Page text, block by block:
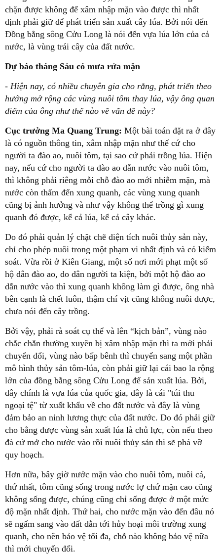
chặn được không để xâm nhập mặn vào được thì nhất
định phải giữ để phát triển sản xuất cây lúa. Bởi nói đến
Đồng bằng sông Cửu Long là nói đến vựa lúa lớn của cả
nước, là vùng trái cây của đất nước.
Dự báo tháng Sáu có mưa rửa mặn
- Hiện nay, có nhiều chuyên gia cho rằng, phát triển theo
hướng mở rộng các vùng nuôi tôm thay lúa, vậy ông quan
điểm của ông như thế nào về vấn đề này?
Cục trưởng Ma Quang Trung: Một bài toán đặt ra ở đây
là có nguồn thông tin, xâm nhập mặn như thế cứ cho
người ta đào ao, nuôi tôm, tại sao cứ phải trồng lúa. Hiện
nay, nếu cứ cho người ta đào ao dẫn nước vào nuôi tôm,
thì không phải riêng mỗi chỗ đào ao mới nhiễm mặn, mà
nước còn thấm đến xung quanh, các vùng xung quanh
cũng bị ảnh hưởng và như vậy không thể trồng gì xung
quanh đó được, kể cả lúa, kể cả cây khác.
Do đó phải quản lý chặt chẽ diện tích nuôi thủy sản này,
chỉ cho phép nuôi trong một phạm vi nhất định và có kiểm
soát. Vừa rồi ở Kiên Giang, một số nơi mới phạt một số
hộ dân đào ao, do dân người ta kiện, bởi một hộ đào ao
dẫn nước vào thì xung quanh không làm gì được, ông nhà
bên cạnh là chết luôn, thậm chí vịt cũng không nuôi được,
chưa nói đến cây trồng.
Bởi vậy, phải rà soát cụ thể và lên “kịch bản”, vùng nào
chắc chắn thường xuyên bị xâm nhập mặn thì ta mới phải
chuyển đổi, vùng nào bấp bênh thì chuyển sang một phần
mô hình thủy sản tôm-lúa, còn phải giữ lại cái bao la rộng
lớn của đồng bằng sông Cửu Long để sản xuất lúa. Bởi,
đây chính là vựa lúa của quốc gia, đây là cái "túi thu
ngoại tệ" từ xuất khẩu về cho đất nước và đây là vùng
đảm bảo an ninh lương thực của đất nước. Do đó phải giữ
cho bằng được vùng sản xuất lúa là chủ lực, còn nếu theo
đà cứ mở cho nước vào rồi nuôi thủy sản thì sẽ phá vỡ
quy hoạch.
Hơn nữa, bây giờ nước mặn vào cho nuôi tôm, nuôi cá,
thứ nhất, tôm cũng sống trong nước lợ chứ mặn cao cũng
không sống được, chúng cũng chỉ sống được ở một mức
độ mặn nhất định. Thứ hai, cho nước mặn vào đến đâu nó
sẽ ngấm sang vào đất dẫn tới hủy hoại môi trường xung
quanh, cho nên bảo vệ tối đa, chỗ nào không bảo vệ nữa
thì mới chuyển đổi.